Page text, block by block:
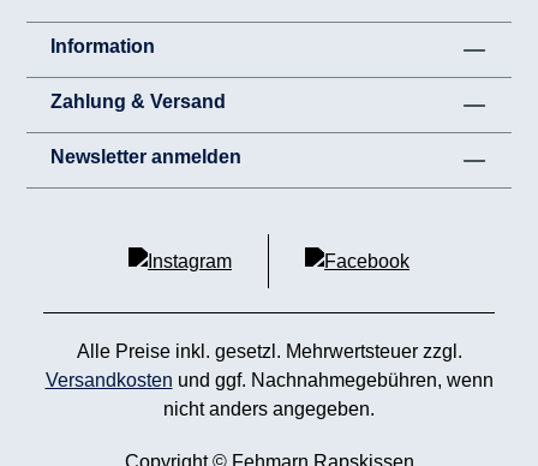
Information
Zahlung & Versand
Newsletter anmelden
Alle Preise inkl. gesetzl. Mehrwertsteuer zzgl.
Versandkosten und ggf. Nachnahmegebühren, wenn
nicht anders angegeben.
Copyright © Fehmarn Rapskissen